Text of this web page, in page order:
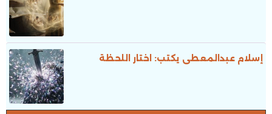
إسلام عبدالمعطى يكتب: اختار اللحظة